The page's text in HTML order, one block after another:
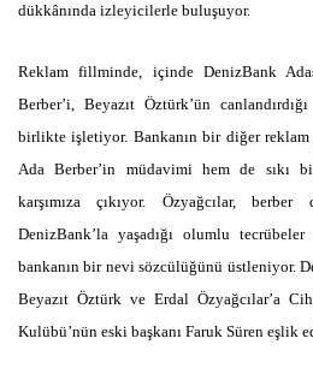
dükkânında izleyicilerle buluşuyor.
Reklam fillminde, içinde DenizBank
Berber’i, Beyazıt Öztürk’ün
birlikte işletiyor. Bankanın bir diğer
Ada Berber’in müdavimi hem de sıkı
karşımıza çıkıyor. Özyağcılar,
DenizBank’la yaşadığı olumlu
bankanın bir nevi sözcülüğünü üstleniyor.
Beyazıt Öztürk ve Erdal Özyağcılar’a
Kulübü’nün eski başkanı Faruk Süren eşlik